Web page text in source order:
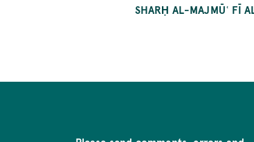
SHARḤ AL-MAJMŪʿ FĪ